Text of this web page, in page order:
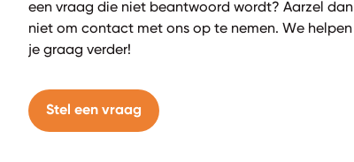
een vraag die niet beantwoord wordt? Aarzel dan
niet om contact met ons op te nemen. We helpen
je graag verder!
Stel een vraag